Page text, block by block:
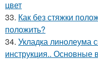
цвет
33. Как без стяжки
положить?
34. Укладка линолеума
инструкция.. Основные